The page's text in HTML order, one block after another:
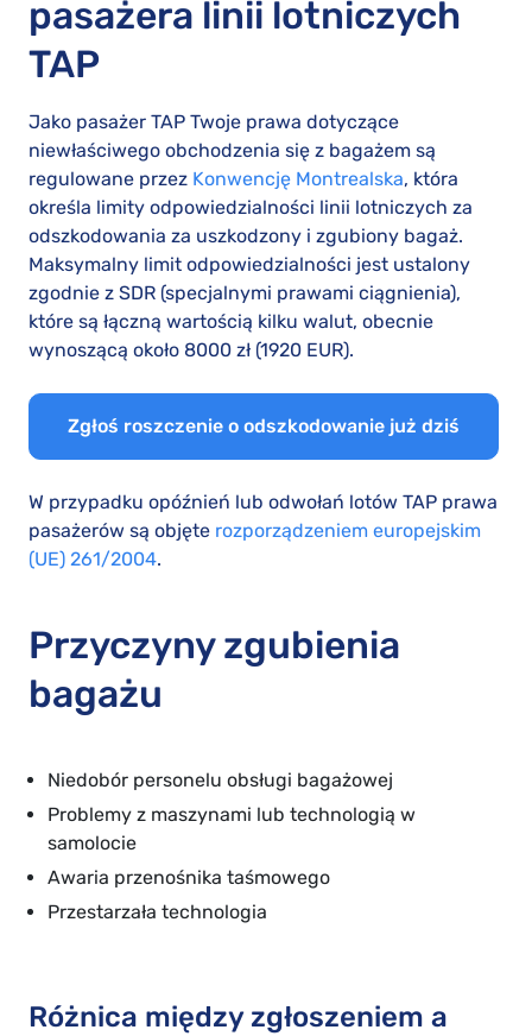
pasażera linii lotniczych
TAP
Jako pasażer TAP Twoje prawa dotyczące
niewłaściwego obchodzenia się z bagażem są
regulowane przez Konwencję Montrealska, która
określa limity odpowiedzialności linii lotniczych za
odszkodowania za uszkodzony i zgubiony bagaż.
Maksymalny limit odpowiedzialności jest ustalony
zgodnie z SDR (specjalnymi prawami ciągnienia),
które są łączną wartością kilku walut, obecnie
wynoszącą około 8000 zł (1920 EUR).
Zgłoś roszczenie o odszkodowanie już dziś
W przypadku opóźnień lub odwołań lotów TAP prawa
pasażerów są objęte rozporządzeniem europejskim
(UE) 261/2004.
Przyczyny zgubienia
bagażu
Niedobór personelu obsługi bagażowej
Problemy z maszynami lub technologią w
samolocie
Awaria przenośnika taśmowego
Przestarzała technologia
Różnica między zgłoszeniem a